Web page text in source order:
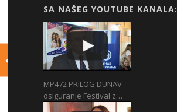
SA NAŠEG YOUTUBE KANALA:
MP472 PRILOG DUNAV
osiguranje Festival z…